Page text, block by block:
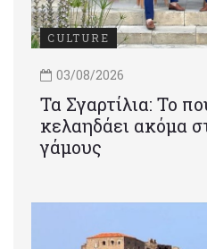
CULTURE
03/08/2026
Τα Σγαρτίλια: Το
κελαηδάει ακόμα
γάμους